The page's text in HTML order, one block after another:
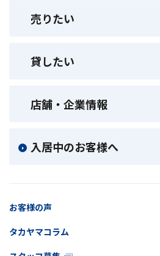
売りたい
貸したい
店舗・企業情報
入居中のお客様へ
お客様の声
タカヤマコラム